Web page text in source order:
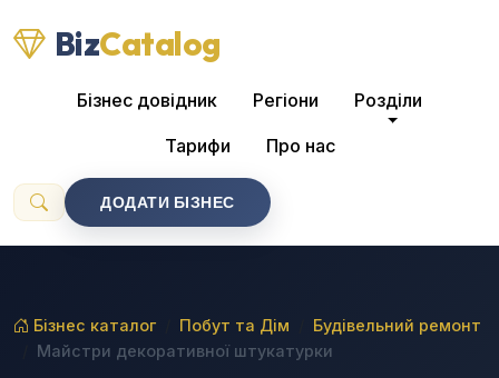
BizCatalog
Бізнес довідник Регіони Розділи
Тарифи Про нас
ДОДАТИ БІЗНЕС
Бізнес каталог Побут та Дім
Будівельний ремонт
Майстри декоративної штукатурки